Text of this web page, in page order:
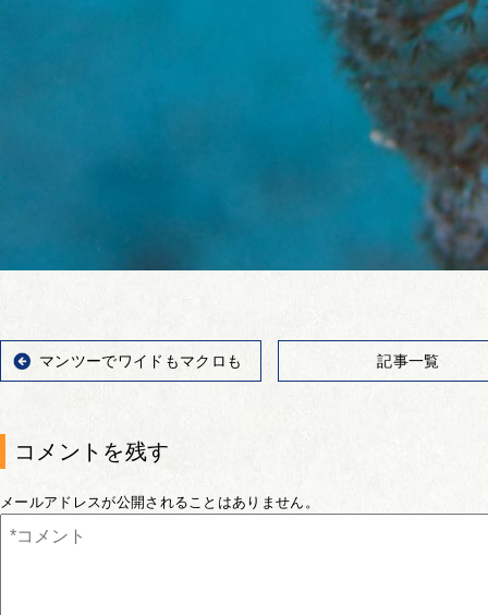
マンツーでワイドもマクロも 記事一覧
コメントを残す
メールアドレスが公開されることはありません。